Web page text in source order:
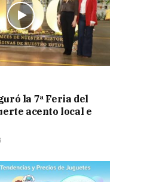
la 7ª Feria del
acento local e